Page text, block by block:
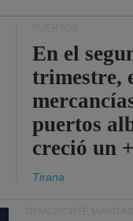
En el
trimestre,
puertos
creció un
Tirana